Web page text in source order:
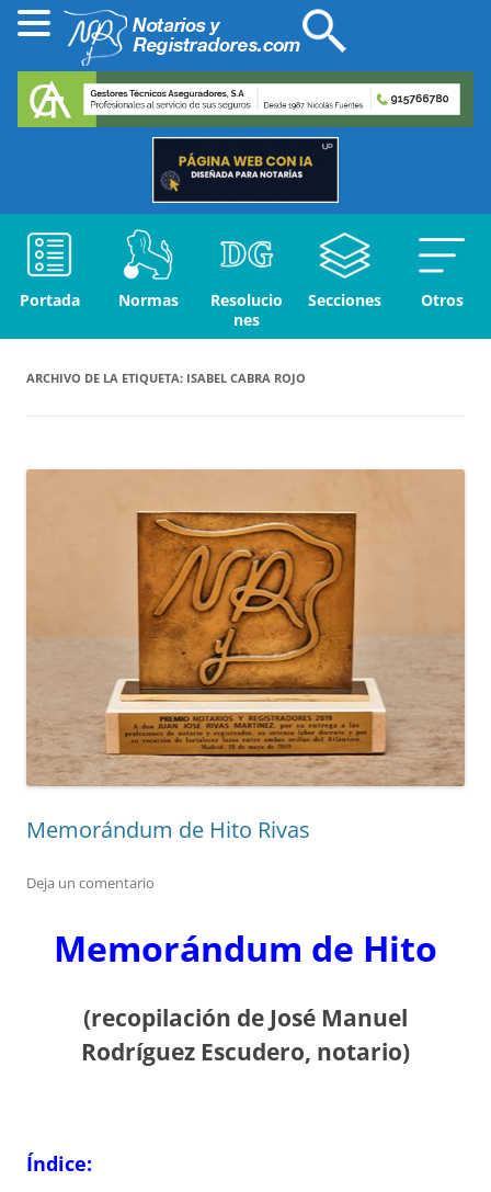
Portada Normas
Resolucio
nes
Secciones Otros
ARCHIVO DE LA ETIQUETA: ISABEL CABRA ROJO
Memorándum de Hito Rivas
Deja un comentario
Memorándum de Hito
(recopilación de José Manuel
Rodríguez Escudero, notario)
Índice: